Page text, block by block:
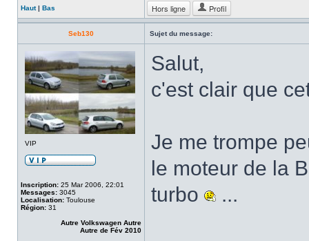
Haut| Bas Hors ligne Profil
Seb130 Sujet du message:
VIP
Inscription: 25 Mar 2006, 22:01
Messages: 3045
Localisation: Toulouse
Région: 31
Autre Volkswagen Autre
Autre de Fév 2010
Salut,
c'est clair que
Je me trompe
le moteur de la
turbo
...